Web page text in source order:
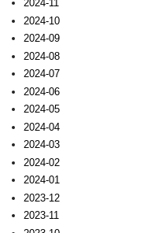
2024-11
2024-10
2024-09
2024-08
2024-07
2024-06
2024-05
2024-04
2024-03
2024-02
2024-01
2023-12
2023-11